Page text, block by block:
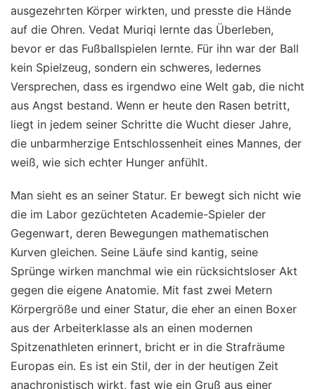
ausgezehrten Körper wirkten, und presste die Hände
auf die Ohren. Vedat Muriqi lernte das Überleben,
bevor er das Fußballspielen lernte. Für ihn war der Ball
kein Spielzeug, sondern ein schweres, ledernes
Versprechen, dass es irgendwo eine Welt gab, die nicht
aus Angst bestand. Wenn er heute den Rasen betritt,
liegt in jedem seiner Schritte die Wucht dieser Jahre,
die unbarmherzige Entschlossenheit eines Mannes, der
weiß, wie sich echter Hunger anfühlt.
Man sieht es an seiner Statur. Er bewegt sich nicht wie
die im Labor gezüchteten Academie-Spieler der
Gegenwart, deren Bewegungen mathematischen
Kurven gleichen. Seine Läufe sind kantig, seine
Sprünge wirken manchmal wie ein rücksichtsloser Akt
gegen die eigene Anatomie. Mit fast zwei Metern
Körpergröße und einer Statur, die eher an einen Boxer
aus der Arbeiterklasse als an einen modernen
Spitzenathleten erinnert, bricht er in die Strafräume
Europas ein. Es ist ein Stil, der in der heutigen Zeit
anachronistisch wirkt, fast wie ein Gruß aus einer